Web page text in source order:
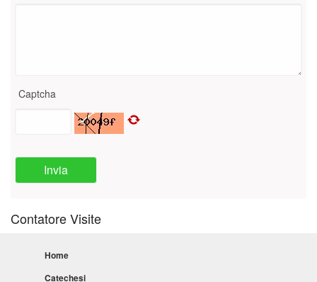
Captcha
Invia
Contatore Visite
Home
Catechesi